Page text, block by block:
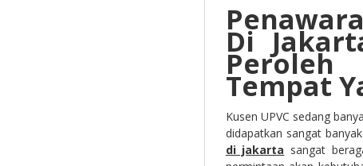
Di
Tempat
Kusen UPVC sedang
didapatkan sangat
di jakarta sangat